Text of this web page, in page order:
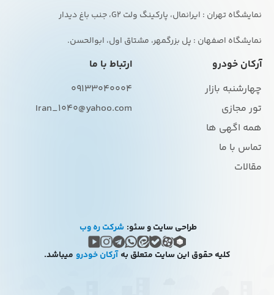
نمایشگاه اصفهان : پل بزرگمهر، مشتاق اول، ابوالحسن.
آرکان خودرو
چهارشنبه بازار
تور مجازی
همه اگهی ها
تماس با ما
مقالات
ارتباط با ما
09133040004
Iran_1040@yahoo.com
طراحی سایت و سئو: شرکت ره وب
کلیه حقوق این سایت متعلق به آرکان خودرو میباشد.